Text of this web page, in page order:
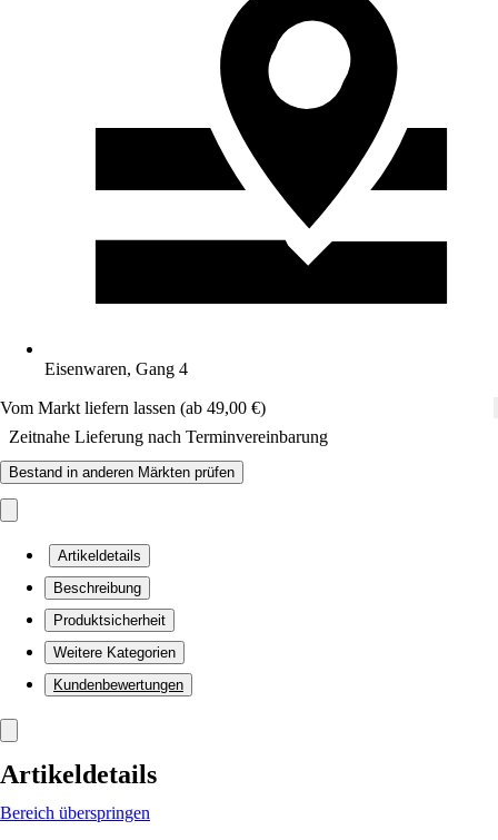
Eisenwaren, Gang 4
Vom Markt liefern lassen (ab 49,00 €)
Zeitnahe Lieferung nach Terminvereinbarung
Bestand in anderen Märkten prüfen
Artikeldetails
Beschreibung
Produktsicherheit
Weitere Kategorien
Kundenbewertungen
Artikeldetails
Bereich überspringen